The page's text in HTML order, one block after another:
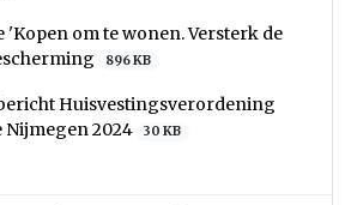
'Kopen om te wonen. Versterk de
896 KB
Huisvestingsverordening
Nijmegen 2024
30 KB